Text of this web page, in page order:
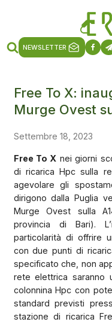
NEWSLETTER
Free To X:
Murge Ovest
Settembre 18, 2023
Free To X nei giorni
di ricarica Hpc sulla
agevolare gli
dirigono dalla Puglia
Murge Ovest sulla
provincia di Bari).
particolarità di offrire
con due punti di
specificato che, non
rete elettrica saranno
colonnina Hpc con
standard previsti
stazione di ricarica